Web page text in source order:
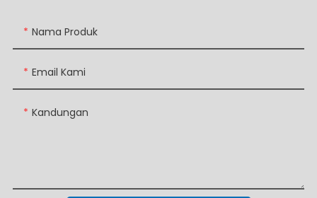
Nama Produk
Email Kami
Kandungan